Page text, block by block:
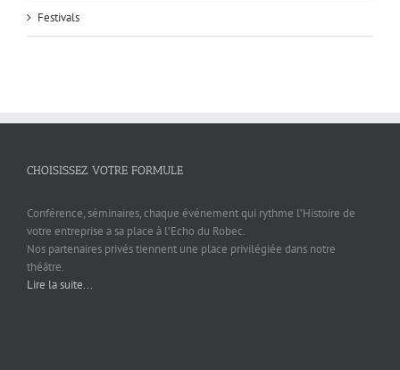
Festivals
CHOISISSEZ VOTRE FORMULE
Conférence, séminaires, chaque événement qui rythme l’Histoire de
votre entreprise a sa place à l’Echo du Robec.
Nos partenaires privés tiennent une place privilégiée dans notre
théâtre.
Lire la suite...